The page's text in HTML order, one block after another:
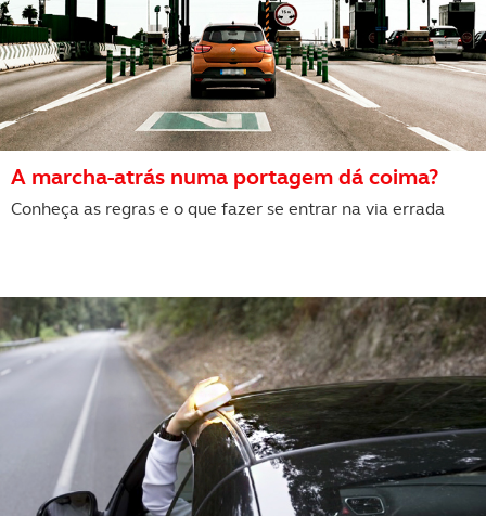
A marcha-atrás numa portagem dá coima?
Conheça as regras e o que fazer se entrar na via errada